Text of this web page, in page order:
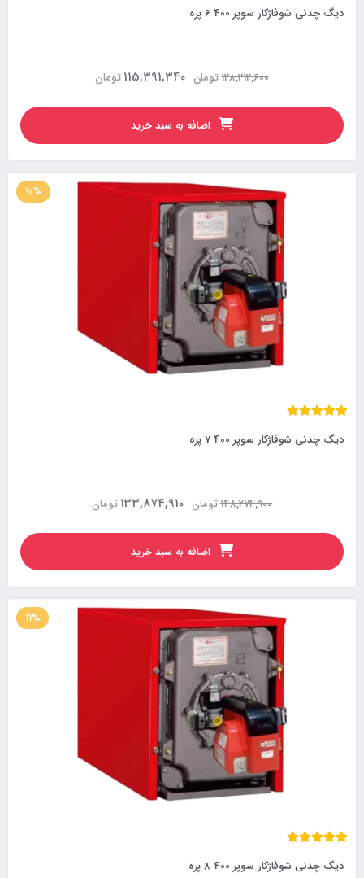
دیگ چدنی شوفاژکار سوپر 400 6 پره
تومان128,212,600 تومان115,391,340
اضافه به سبد خرید
10%
دیگ چدنی شوفاژکار سوپر 400 7 پره
تومان148,274,900 تومان133,874,910
اضافه به سبد خرید
11%
دیگ چدنی شوفاژکار سوپر 400 8 پره